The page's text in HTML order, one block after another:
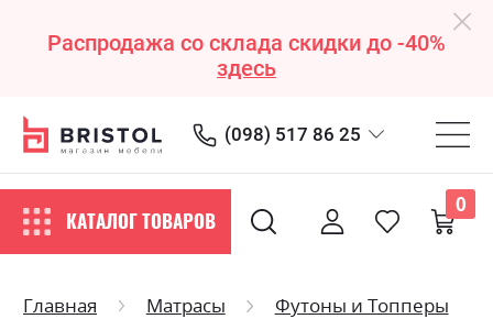
Распродажа со склада скидки до -40%
здесь
(098) 517 86 25
КАТАЛОГ ТОВАРОВ
0
Главная Матрасы
Футоны и Топперы